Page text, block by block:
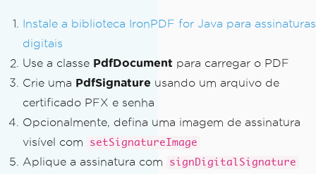
Instale a biblioteca IronPDF for Java para assinaturas
digitais
Use a classe PdfDocument para carregar o PDF
Crie uma PdfSignature usando um arquivo de
certificado PFX e senha
Opcionalmente, defina uma imagem de assinatura
visível com
setSignatureImage
Aplique a assinatura com signDigitalSignature